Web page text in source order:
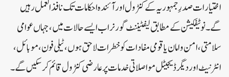
اختیارات صدرِ جمہوریہ کے کنٹرول اور آئندہ احکامات تک نافذ العمل رہیں
گے۔نوٹیفکیشن کے مطابق لیفٹیننٹ گورنر اب ایسے حالات میں، جہاں عوامی
سلامتی، امن و امان یا قومی مفادات کو خطرات لاحق ہوں، ٹیلی فون، موبائل،
انٹرنیٹ اور دیگر ڈیجیٹل مواصلاتی خدمات پر عارضی کنٹرول قائم کر سکیں گے۔